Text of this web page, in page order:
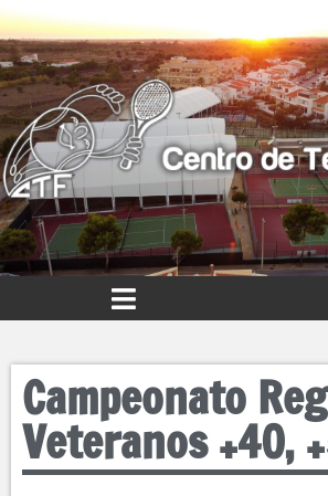
Campeonato
Veteranos +40,